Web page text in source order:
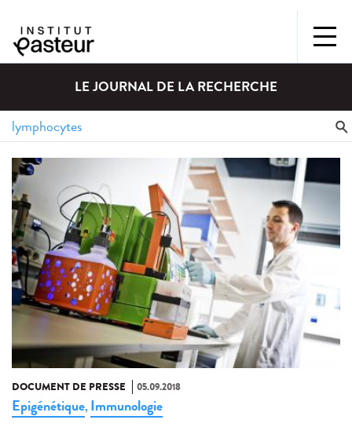
LE JOURNAL DE LA RECHERCHE
DOCUMENT DE PRESSE 05.09.2018
Epigénétique, Immunologie